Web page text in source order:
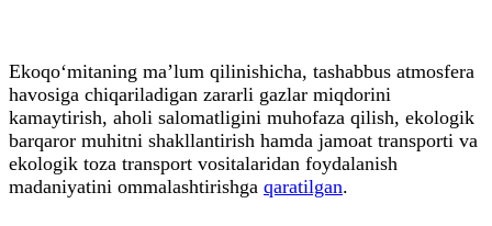
Ekoqo‘mitaning ma’lum qilinishicha, tashabbus atmosfera
havosiga chiqariladigan zararli gazlar miqdorini
kamaytirish, aholi salomatligini muhofaza qilish, ekologik
barqaror muhitni shakllantirish hamda jamoat transporti va
ekologik toza transport vositalaridan foydalanish
madaniyatini ommalashtirishga qaratilgan.